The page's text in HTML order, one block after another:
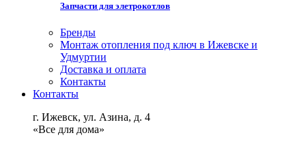
Запчасти для элетрокотлов
Бренды
Монтаж отопления под ключ в Ижевске и
Удмуртии
Доставка и оплата
Контакты
Контакты
г. Ижевск, ул. Азина, д. 4
«Все для дома»